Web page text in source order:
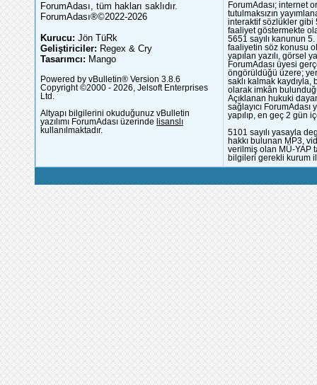
ForumAdası, tüm hakları saklıdır.
ForumAdası®©2022-2026
Kurucu: Jön TüRk
Geliştiriciler: Regex & Cry
Tasarımcı: Mango
Powered by vBulletin® Version 3.8.6
Copyright ©2000 - 2026, Jelsoft Enterprises
Ltd.
Altyapı bilgilerini okuduğunuz vBulletin
yazılımı ForumAdası üzerinde lisanslı
kullanılmaktadır.
ForumAdası; internet
tutulmaksızın
interaktif sözlükler gibi
faaliyet göstermekte
5651 sayılı kanunun
faaliyetin söz konusu
yapılan yazılı, görsel
ForumAdası üyesi
öngörüldüğü üzere;
saklı kalmak
olarak imkân
Açıklanan hukuki
sağlayıcı
yapılıp, en geç 2 gün
5101 sayılı yasayla
hakkı bulunan MP3,
verilmiş olan MÜ-YAP
bilgileri gerekli kurum